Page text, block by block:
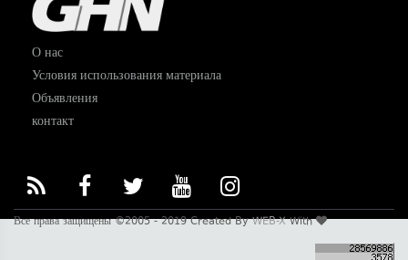
О нас
Условия использования материала
Объявления
контакт
Все права защищены ©2005 - 2019 Created ByWEB-XWith